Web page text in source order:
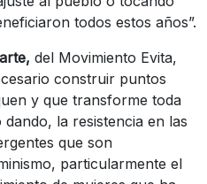
todos estos años”.
del Movimiento Evita,
construir puntos
y que transforme toda
la resistencia en las
que son
particularmente el